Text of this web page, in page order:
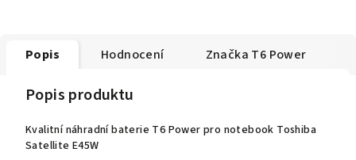
Popis Hodnocení Značka T6 Power
Popis produktu
Kvalitní náhradní baterie T6 Power pro notebook Toshiba
Satellite E45W